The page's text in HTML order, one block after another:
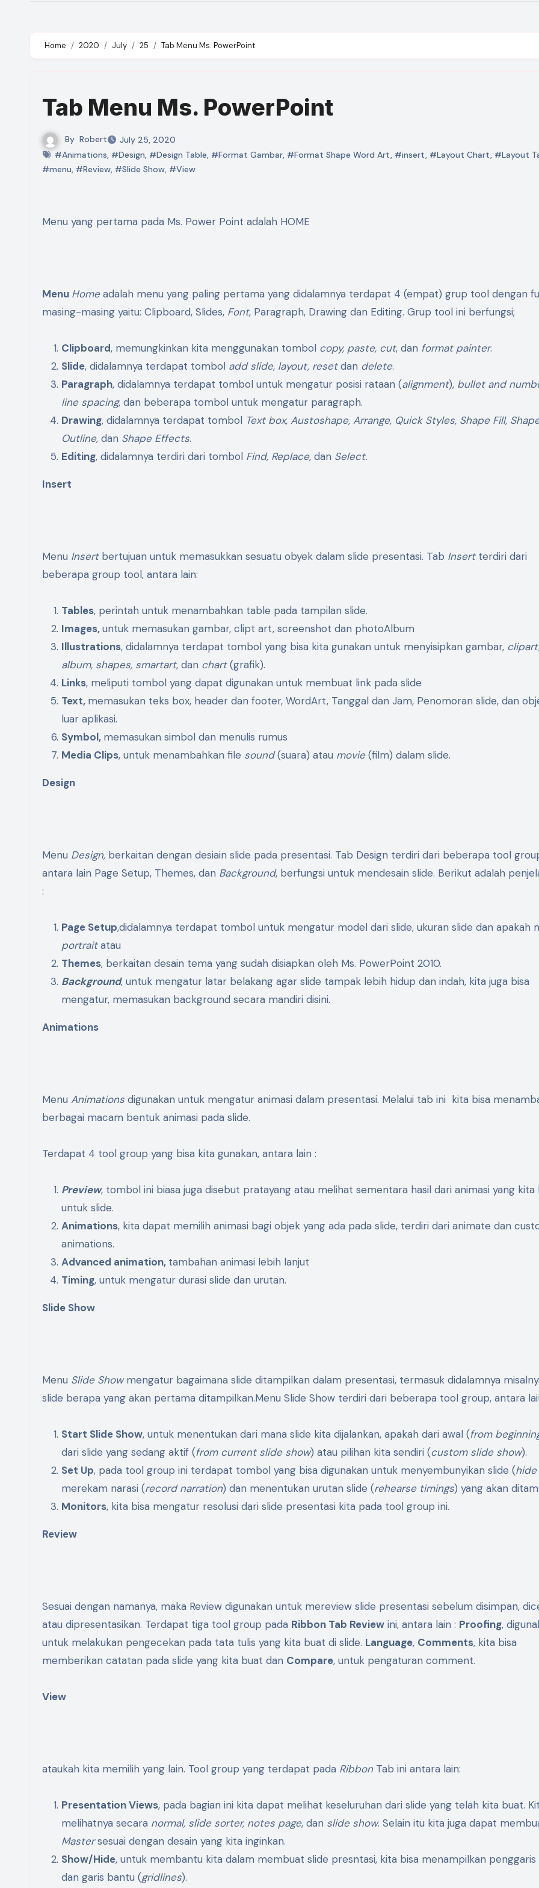
Home 2020 July 25 Tab Menu Ms. PowerPoint
Tab Menu Ms. PowerPoint
By Robert
July 25, 2020
#Animations, #Design, #Design Table, #Format Gambar, #Format Shape Word Art, #insert, #Layout Chart, #Layout
#menu, #Review, #Slide Show, #View
Menu yang pertama pada Ms. Power Point adalah HOME
Menu Homeadalah menu yang paling pertama yang didalamnya terdapat 4 (empat) grup tool dengan
masing-masing yaitu: Clipboard, Slides, Font, Paragraph, Drawing dan Editing. Grup tool ini berfungsi;
Clipboard, memungkinkan kita menggunakan tombol copy, paste, cut, dan format painter.
Slide, didalamnya terdapat tombol add slide, layout, resetdan delete.
Paragraph, didalamnya terdapat tombol untuk mengatur posisi rataan (alignment), bullet and
line spacing, dan beberapa tombol untuk mengatur paragraph.
Drawing, didalamnya terdapat tombol Text box, Austoshape, Arrange, Quick Styles, Shape Fill,
Outline, dan Shape Effects.
Editing, didalamnya terdiri dari tombol Find, Replace, dan Select.
Insert
Menu Insert bertujuan untuk memasukkan sesuatu obyek dalam slide presentasi. Tab Insert terdiri dari
beberapa group tool, antara lain:
Tables, perintah untuk menambahkan table pada tampilan slide.
Images,untuk memasukan gambar, clipt art, screenshot dan photoAlbum
Illustrations, didalamnya terdapat tombol yang bisa kita gunakan untuk menyisipkan gambar,
album, shapes, smartart, dan chart(grafik).
Links, meliputi tombol yang dapat digunakan untuk membuat link pada slide
Text, memasukan teks box, header dan footer, WordArt, Tanggal dan Jam, Penomoran slide, dan
luar aplikasi.
Symbol, memasukan simbol dan menulis rumus
Media Clips, untuk menambahkan file sound(suara) atau movie(film) dalam slide.
Design
Menu Design, berkaitan dengan desiain slide pada presentasi. Tab Design terdiri dari beberapa tool
antara lain Page Setup, Themes, dan Background, berfungsi untuk mendesain slide. Berikut adalah
:
Page Setup,didalamnya terdapat tombol untuk mengatur model dari slide, ukuran slide dan apakah
portraitatau
Themes, berkaitan desain tema yang sudah disiapkan oleh Ms. PowerPoint 2010.
Background, untuk mengatur latar belakang agar slide tampak lebih hidup dan indah, kita juga bisa
mengatur, memasukan background secara mandiri disini.
Animations
Menu Animations digunakan untuk mengatur animasi dalam presentasi. Melalui tab ini kita bisa
berbagai macam bentuk animasi pada slide.
Terdapat 4 tool group yang bisa kita gunakan, antara lain :
Preview, tombol ini biasa juga disebut pratayang atau melihat sementara hasil dari animasi yang kita
untuk slide.
Animations, kita dapat memilih animasi bagi objek yang ada pada slide, terdiri dari animate dan
animations.
Advanced animation, tambahan animasi lebih lanjut
Timing, untuk mengatur durasi slide dan urutan.
Slide Show
Menu Slide Showmengatur bagaimana slide ditampilkan dalam presentasi, termasuk didalamnya
slide berapa yang akan pertama ditampilkan.Menu Slide Show terdiri dari beberapa tool group, antara
Start Slide Show, untuk menentukan dari mana slide kita dijalankan, apakah dari awal (from
dari slide yang sedang aktif (from current slide show) atau pilihan kita sendiri (custom slide show).
Set Up, pada tool group ini terdapat tombol yang bisa digunakan untuk menyembunyikan slide (
merekam narasi (record narration) dan menentukan urutan slide (rehearse timings) yang akan
Monitors, kita bisa mengatur resolusi dari slide presentasi kita pada tool group ini.
Review
Sesuai dengan namanya, maka Review digunakan untuk mereview slide presentasi sebelum disimpan,
atau dipresentasikan. Terdapat tiga tool group pada Ribbon Tab Review ini, antara lain : Proofing,
untuk melakukan pengecekan pada tata tulis yang kita buat di slide. Language, Comments, kita bisa
memberikan catatan pada slide yang kita buat dan Compare, untuk pengaturan comment.
View
ataukah kita memilih yang lain. Tool group yang terdapat pada RibbonTab ini antara lain:
Presentation Views, pada bagian ini kita dapat melihat keseluruhan dari slide yang telah kita buat.
melihatnya secara normal, slide sorter, notes page, dan slide show. Selain itu kita juga dapat
Mastersesuai dengan desain yang kita inginkan.
Show/Hide, untuk membantu kita dalam membuat slide presntasi, kita bisa menampilkan penggaris
dan garis bantu (gridlines).